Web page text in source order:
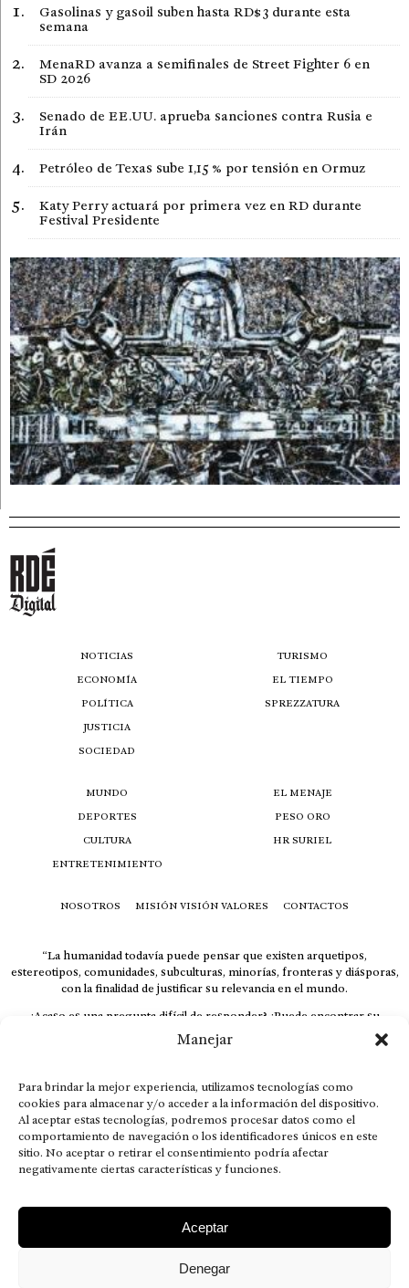
Manejar
Para brindar la mejor experiencia, utilizamos tecnologías como
cookies para almacenar y/o acceder a la información del dispositivo.
Al aceptar estas tecnologías, podremos procesar datos como el
comportamiento de navegación o los identificadores únicos en este
sitio. No aceptar o retirar el consentimiento podría afectar
negativamente ciertas características y funciones.
Aceptar
Denegar
Gasolinas y gasoil suben hasta RD$3 durante esta
semana
MenaRD avanza a semifinales de Street Fighter 6 en
SD 2026
Senado de EE.UU. aprueba sanciones contra Rusia e
Irán
Petróleo de Texas sube 1,15 % por tensión en Ormuz
Katy Perry actuará por primera vez en RD durante
Festival Presidente
NOTICIAS
ECONOMÍA
POLÍTICA
JUSTICIA
SOCIEDAD
TURISMO
EL TIEMPO
SPREZZATURA
MUNDO
DEPORTES
CULTURA
ENTRETENIMIENTO
EL MENAJE
PESO ORO
HR SURIEL
NOSOTROS MISIÓN VISIÓN VALORES CONTACTOS
“La humanidad todavía puede pensar que existen arquetipos,
estereotipos, comunidades, subculturas, minorías, fronteras y diásporas,
con la finalidad de justificar su relevancia en el mundo.
¿Acaso es una pregunta difícil de responder? ¿Puede encontrar su
respuesta al instante, otorgando al receptor cuestionado espacio y
velocidad suficiente para responder correctamente? De no ser así, el que
El concepto de familia no está limitado exclusivamente a la sangre; seres
que surgen en nuestro diario vivir suelen pesar más que los
emparentados. Más bien, el apego de estas dos versiones de seres
queridos mueve ideales provenientes de sus vivencias.
This is for nuestra gente.” – HRSuriel